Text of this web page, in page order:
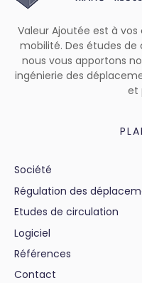
Valeur Ajoutée est à
mobilité. Des études
nous vous apportons
ingénierie des
et
Société
Régulation des
Etudes de circulation
Logiciel
Références
Contact